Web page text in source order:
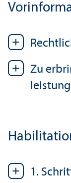
Zu
1.